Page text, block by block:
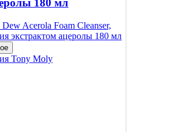
180 мл
Tony Moly